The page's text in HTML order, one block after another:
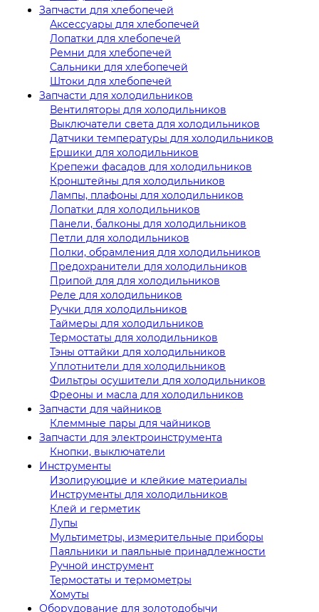
Запчасти для хлебопечей
Аксессуары для хлебопечей
Лопатки для хлебопечей
Ремни для хлебопечей
Сальники для хлебопечей
Штоки для хлебопечей
Запчасти для холодильников
Вентиляторы для холодильников
Выключатели света для холодильников
Датчики температуры для холодильников
Ершики для холодильников
Крепежи фасадов для холодильников
Кронштейны для холодильников
Лампы, плафоны для холодильников
Лопатки для холодильников
Панели, балконы для холодильников
Петли для холодильников
Полки, обрамления для холодильников
Предохранители для холодильников
Припой для для холодильников
Реле для холодильников
Ручки для холодильников
Таймеры для холодильников
Термостаты для холодильников
Тэны оттайки для холодильников
Уплотнители для холодильников
Фильтры осушители для холодильников
Фреоны и масла для холодильников
Запчасти для чайников
Клеммные пары для чайников
Запчасти для электроинструмента
Кнопки, выключатели
Инструменты
Изолирующие и клейкие материалы
Инструменты для холодильников
Клей и герметик
Лупы
Мультиметры, измерительные приборы
Паяльники и паяльные принадлежности
Ручной инструмент
Термостаты и термометры
Хомуты
Оборудование для золотодобычи